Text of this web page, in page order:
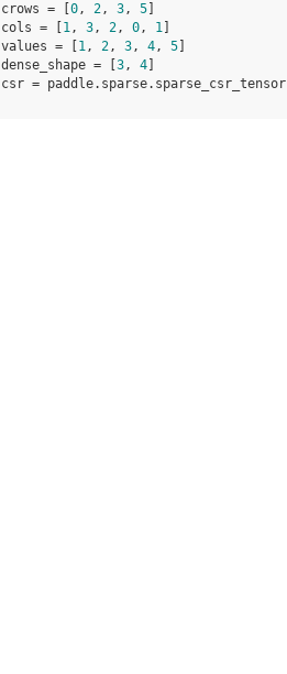
crows = 0, 2, 3, 5
cols = 1, 3, 2, 0, 1
values = 1, 2, 3, 4, 5
dense_shape = 3, 4
csr = paddle. sparse. sparse_csr_tensor